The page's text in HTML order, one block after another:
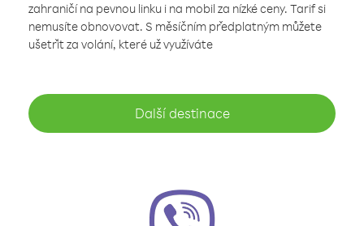
zahraničí na pevnou linku i na mobil za nízké ceny. Tarif si
nemusíte obnovovat. S měsíčním předplatným můžete
ušetřit za volání, které už využíváte
Další destinace